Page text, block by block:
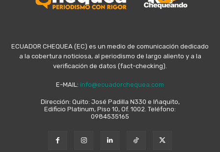
ECUADOR CHEQUEA (EC) es un medio de comunicación dedicado
a la cobertura noticiosa, al periodismo de largo aliento y a la
verificación de datos (fact-checking).
E-MAIL: info@ecuadorchequea.com
Dirección: Quito: José Padilla N330 e Iñaquito,
Edificio Platinum, Piso 10, Of. 1002. Teléfono:
0984535165